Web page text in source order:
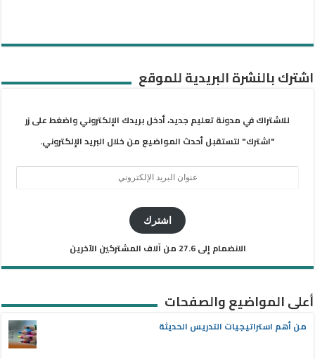
اشترك بالنشرة البريدية للموقع
للاشتراك في مدونة تعليم جديد، أدخل بريدك الإلكتروني واضغط على زر
"اشترك" لتستقبل أحدث المواضيع من خلال البريد الإلكتروني.
اشترك
الانضمام إلى 27.6 من آلاف المشتركين الآخرين
أعلى المواضيع والصفحات
من أهم استراتيجيات التدريس الحديثة